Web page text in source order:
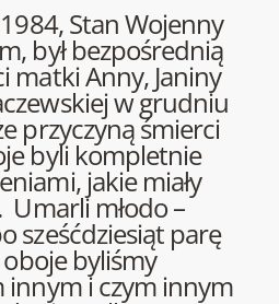
Stan Wojenny
był bezpośrednią
matki Anny, Janiny
w grudniu
przyczyną śmierci
byli kompletnie
jakie miały
Umarli młodo –
sześćdziesiąt parę
byliśmy
innym i czym innym